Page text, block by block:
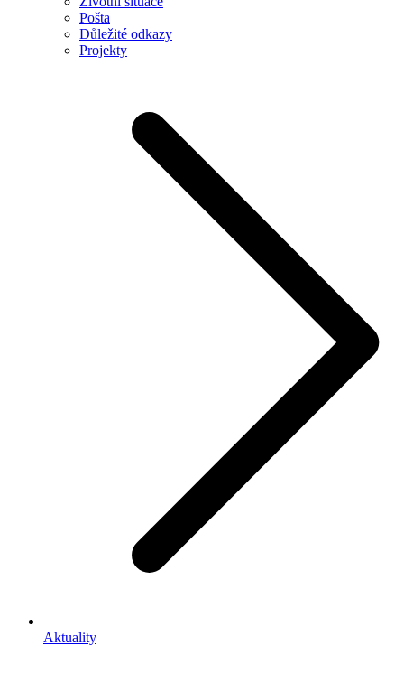
Pošta
Důležité odkazy
Projekty
Aktuality